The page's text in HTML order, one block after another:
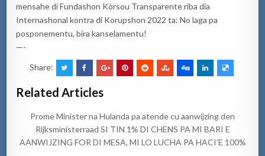
mensahe di Fundashon Kòrsou Transparente riba dia
Internashonal kontra di Korupshon 2022 ta: No laga pa
posponementu, bira kanselamentu!
—-
Share:
Related Articles
Prome Minister na Hulanda pa atende cu aanwijzing den
Rijksministerraad SI TIN 1% DI CHENS PA MI BARI E
AANWIJZING FOR DI MESA, MI LO LUCHA PA HACI’E 100%